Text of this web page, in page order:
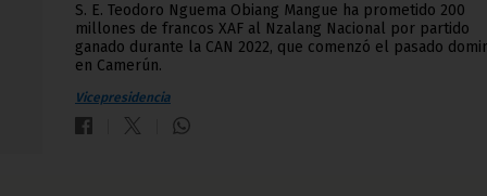
S. E. Teodoro Nguema Obiang Mangue ha prometido 200
millones de francos XAF al Nzalang Nacional por partido
ganado durante la CAN 2022, que comenzó el pasado
en Camerún.
Vicepresidencia